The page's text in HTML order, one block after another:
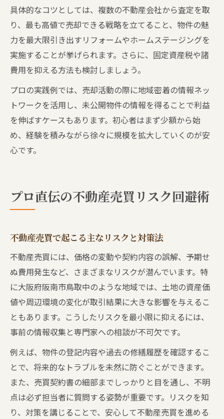
具体的なコツとしては、複数の不動産会社から査定を取
り、最も高値で売却できる戦略を立てること、物件の魅
力を最大限引き出すリフォームやホームステージングを
実施することが挙げられます。さらに、固定資産税や諸
費用を抑える方法も検討しましょう。
プロの実践例では、売却活動の際に地域密着の情報ネッ
トワークを活用し、未公開物件の情報を得ることで利益
を伸ばすケースもあります。初心者はまず少額から始
め、経験を積みながら徐々に規模を拡大していくのが安
心です。
プロ直伝の不動産売買リスク回避術
不動産売買で起こる主なリスクと対策法
不動産売買には、価格の変動や契約内容の誤解、予期せ
ぬ費用発生など、さまざまなリスクが潜んでいます。特
に大阪府阪南市鳥取中のような地域では、土地の資産価
値や周辺環境の変化が取引結果に大きな影響を与えるこ
ともあります。こうしたリスクを最小限に抑えるには、
事前の情報収集と専門家への相談が不可欠です。
例えば、物件の登記内容や過去の修繕履歴を確認するこ
とで、将来的なトラブルを未然に防ぐことができます。
また、売買契約書の細部までしっかりと目を通し、不明
点は必ず担当者に質問する姿勢が重要です。リスクを知
り、対策を講じることで、安心して不動産売買を進める